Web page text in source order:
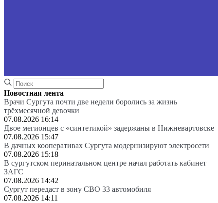
Новостная лента
Врачи Сургута почти две недели боролись за жизнь
трёхмесячной девочки
07.08.2026 16:14
Двое мегионцев с «синтетикой» задержаны в Нижневартовске
07.08.2026 15:47
В дачных кооперативах Сургута модернизируют электросети
07.08.2026 15:18
В сургутском перинатальном центре начал работать кабинет
ЗАГС
07.08.2026 14:42
Сургут передаст в зону СВО 33 автомобиля
07.08.2026 14:11